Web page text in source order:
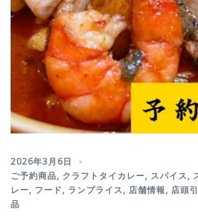
2026年3月6日
ご予約商品, クラフトタイカレー, スパイス,
レー, フード, ランプライス, 店舗情報, 店頭
品